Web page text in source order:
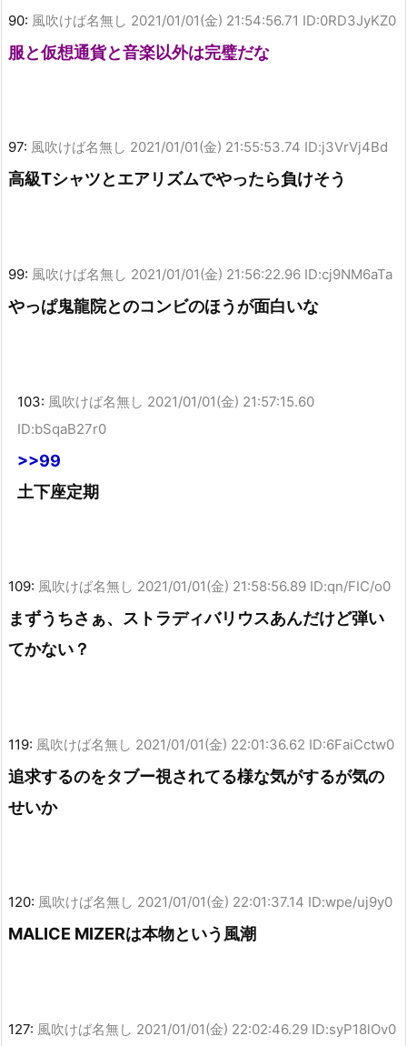
90: 風吹けば名無し 2021/01/01(金) 21:54:56.71 ID:0RD3JyKZ0
服と仮想通貨と音楽以外は完璧だな
97: 風吹けば名無し 2021/01/01(金) 21:55:53.74 ID:j3VrVj4Bd
高級Tシャツとエアリズムでやったら負けそう
99: 風吹けば名無し 2021/01/01(金) 21:56:22.96 ID:cj9NM6aTa
やっぱ鬼龍院とのコンビのほうが面白いな
103: 風吹けば名無し 2021/01/01(金) 21:57:15.60
ID:bSqaB27r0
>>99
土下座定期
109: 風吹けば名無し 2021/01/01(金) 21:58:56.89 ID:qn/FIC/o0
まずうちさぁ、ストラディバリウスあんだけど弾い
てかない？
119: 風吹けば名無し 2021/01/01(金) 22:01:36.62 ID:6FaiCctw0
追求するのをタブー視されてる様な気がするが気の
せいか
120: 風吹けば名無し 2021/01/01(金) 22:01:37.14 ID:wpe/uj9y0
MALICE MIZERは本物という風潮
127: 風吹けば名無し 2021/01/01(金) 22:02:46.29 ID:syP18lOv0